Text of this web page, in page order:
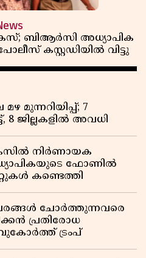
ബിആർസി അധ്യാപിക
കസ്റ്റഡിയിൽ വിട്ടു
മുന്നറിയിപ്പ്; 7
8 ജില്ലകളിൽ അവധി
നിർണായക
ഫോണിൽ
കണ്ടെത്തി
ചോർത്തുന്നവരെ
പ്രതിരോധ
ട്രംപ്